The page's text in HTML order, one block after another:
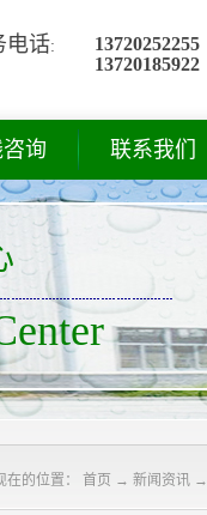
电话:
13720252255
13720185922
询 联系我们
在的位置 ： 首页 → 新闻资讯 →